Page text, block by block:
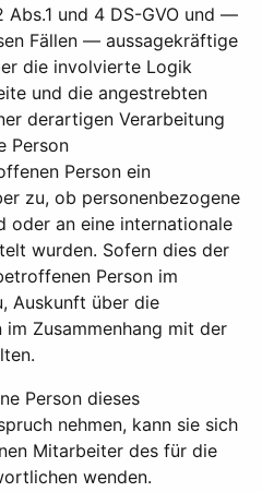
und 4 DS-GVO und —
Fällen — aussagekräftige
die involvierte Logik
und die angestrebten
derartigen Verarbeitung
Person
Person ein
zu, ob personenbezogene
oder an eine internationale
wurden. Sofern dies der
Person im
Auskunft über die
Zusammenhang mit der
Person dieses
nehmen, kann sie sich
Mitarbeiter des für die
wenden.